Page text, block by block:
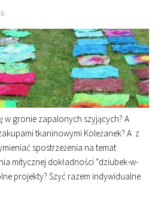
w gronie zapalonych szyjących? A
tkaninowymi Koleżanek? A z
spostrzeżenia na temat
mitycznej dokładności “dziubek-w-
projekty? Szyć razem indywidualne